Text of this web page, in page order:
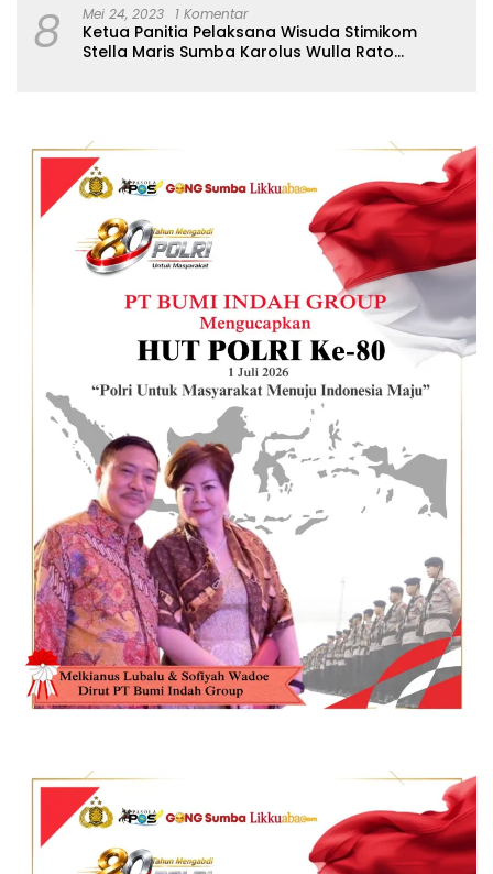
8 Mei 24, 2023 1 Komentar
Ketua Panitia Pelaksana Wisuda Stimikom
Stella Maris Sumba Karolus Wulla Rato